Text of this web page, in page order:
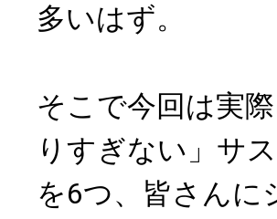
多いはず。
そこで今回は実
りすぎない」サ
を6つ、皆さんに